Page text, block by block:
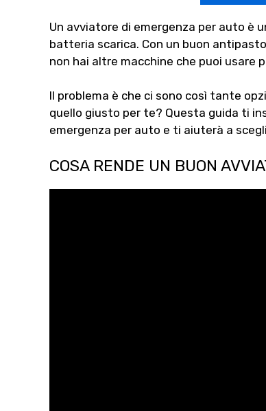
Un avviatore di emergenza per auto è
batteria scarica. Con un buon
non hai altre macchine che puoi usare
Il problema è che ci sono così tante
quello giusto per te? Questa guida ti
emergenza per auto e ti aiuterà a
COSA RENDE UN BUON